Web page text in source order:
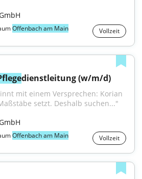
Offenbach am Main Vollzeit
dienstleitung (w/m/d)
mit einem Versprechen: Korian
setzt. Deshalb suchen..."
Offenbach am Main Vollzeit